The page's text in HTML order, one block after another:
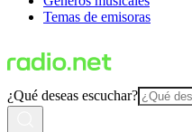
Temas de emisoras
¿Qué deseas escuchar?